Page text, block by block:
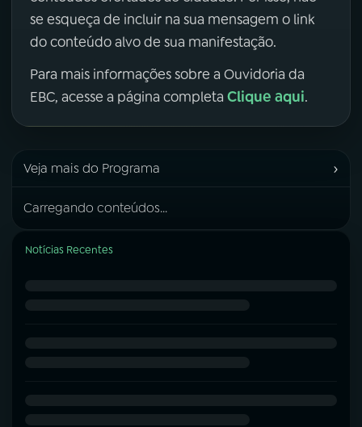
se esqueça de incluir na sua mensagem o link
do conteúdo alvo de sua manifestação.
Para mais informações sobre a Ouvidoria da
EBC, acesse a página completa Clique aqui.
Veja mais do Programa ›
Carregando conteúdos...
Notícias Recentes